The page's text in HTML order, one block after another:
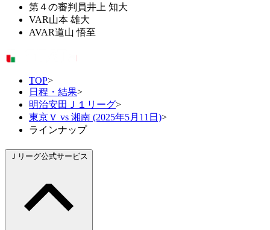
第４の審判員井上 知大
VAR山本 雄大
AVAR道山 悟至
TOP>
日程・結果>
明治安田Ｊ１リーグ>
東京Ｖ vs 湘南 (2025年5月11日)>
ラインナップ
Ｊリーグ公式サービス